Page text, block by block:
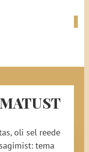
oli sel reede
tema